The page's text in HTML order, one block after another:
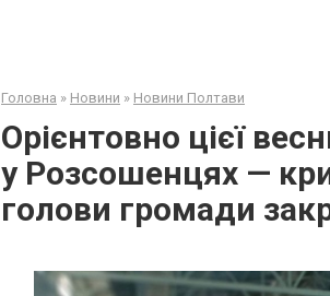
Головна » Новини » Новини Полтави
Орієнтовно цієї
у Розсошенцях —
голови громади